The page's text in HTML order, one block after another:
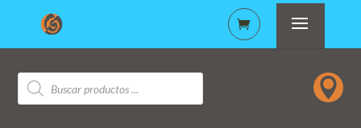
Búsqueda
de
productos
